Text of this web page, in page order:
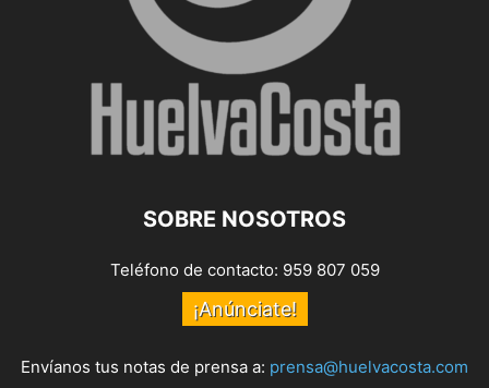
SOBRE NOSOTROS
Teléfono de contacto: 959 807 059
¡Anúnciate!
Envíanos tus notas de prensa a: prensa@huelvacosta.com